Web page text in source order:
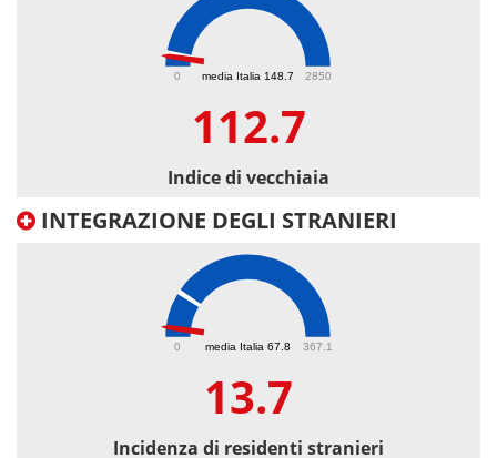
media Italia 148.7
0 2850
112.7
Indice di vecchiaia
INTEGRAZIONE DEGLI STRANIERI
media Italia 67.8
0 367.1
13.7
Incidenza di residenti stranieri